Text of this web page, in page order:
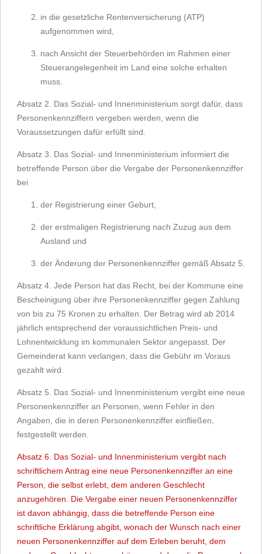
in die gesetzliche Rentenversicherung (ATP)
aufgenommen wird,
nach Ansicht der Steuerbehörden im Rahmen einer
Steuerangelegenheit im Land eine solche erhalten
muss.
Absatz 2. Das Sozial- und Innenministerium sorgt dafür, dass
Personenkennziffern vergeben werden, wenn die
Voraussetzungen dafür erfüllt sind.
Absatz 3. Das Sozial- und Innenministerium informiert die
betreffende Person über die Vergabe der Personenkennziffer
bei
der Registrierung einer Geburt,
der erstmaligen Registrierung nach Zuzug aus dem
Ausland und
der Änderung der Personenkennziffer gemäß Absatz 5.
Absatz 4. Jede Person hat das Recht, bei der Kommune eine
Bescheinigung über ihre Personenkennziffer gegen Zahlung
von bis zu 75 Kronen zu erhalten. Der Betrag wird ab 2014
jährlich entsprechend der voraussichtlichen Preis- und
Lohnentwicklung im kommunalen Sektor angepasst. Der
Gemeinderat kann verlangen, dass die Gebühr im Voraus
gezahlt wird.
Absatz 5. Das Sozial- und Innenministerium vergibt eine neue
Personenkennziffer an Personen, wenn Fehler in den
Angaben, die in deren Personenkennziffer einfließen,
festgestellt werden.
Absatz 6. Das Sozial- und Innenministerium vergibt nach
schriftlichem Antrag eine neue Personenkennziffer an eine
Person, die selbst erlebt, dem anderen Geschlecht
anzugehören. Die Vergabe einer neuen Personenkennziffer
ist davon abhängig, dass die betreffende Person eine
schriftliche Erklärung abgibt, wonach der Wunsch nach einer
neuen Personenkennziffer auf dem Erleben beruht, dem